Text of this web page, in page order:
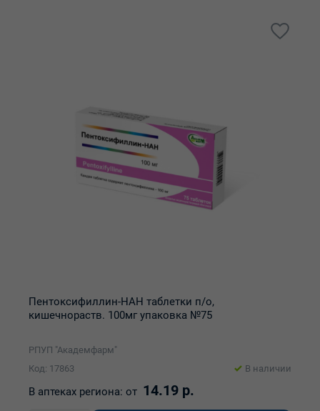
Пентоксифиллин-НАН таблетки п/о,
кишечнораств. 100мг упаковка №75
РПУП "Академфарм"
Код: 17863
В наличии
В аптеках региона: от 14.19 р.